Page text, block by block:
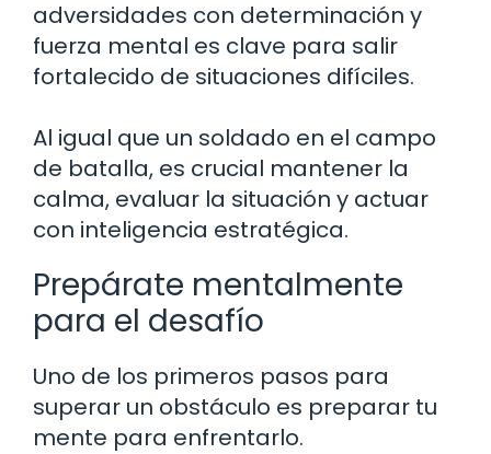
adversidades con determinación y
fuerza mental es clave para salir
fortalecido de situaciones difíciles.
Al igual que un soldado en el campo
de batalla, es crucial mantener la
calma, evaluar la situación y actuar
con inteligencia estratégica.
Prepárate mentalmente
para el desafío
Uno de los primeros pasos para
superar un obstáculo es preparar tu
mente para enfrentarlo.